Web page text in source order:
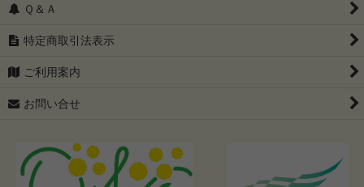
Ｑ＆Ａ
特定商取引法表示
ご利用案内
お問い合せ